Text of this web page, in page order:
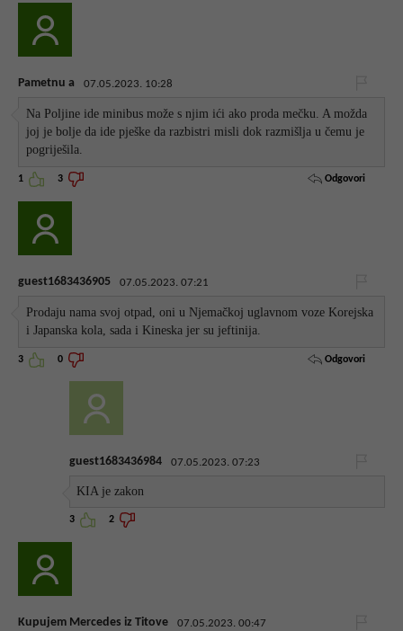
Pametnu a 07.05.2023. 10:28
Na Poljine ide minibus može s njim ići ako proda mečku. A možda
joj je bolje da ide pješke da razbistri misli dok razmišlja u čemu je
pogriješila.
1 3 Odgovori
guest1683436905 07.05.2023. 07:21
Prodaju nama svoj otpad, oni u Njemačkoj uglavnom voze Korejska
i Japanska kola, sada i Kineska jer su jeftinija.
3 0 Odgovori
guest1683436984 07.05.2023. 07:23
KIA je zakon
3 2
Kupujem Mercedes iz Titove 07.05.2023. 00:47